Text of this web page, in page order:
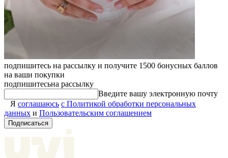
подпишитесь на рассылку и получите 1500 бонусных баллов
на ваши покупки
подпишитесьна рассылку
Введите вашу электронную почту
Я соглашаюсь с Политикой обработки персональных
данных и Пользовательским соглашением
Подписаться